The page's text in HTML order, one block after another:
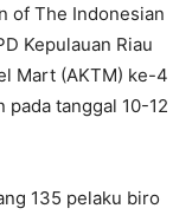
of The Indonesian
Kepulauan Riau
Mart (AKTM) ke-4
pada tanggal 10-12
135 pelaku biro